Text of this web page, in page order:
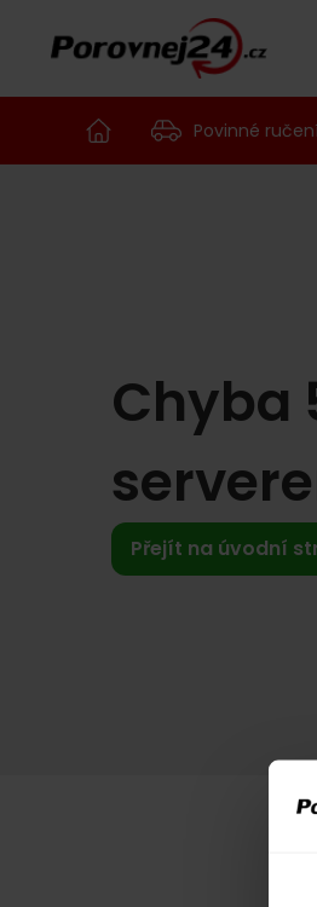
Povinné
Chyba
Přejít na úvodní